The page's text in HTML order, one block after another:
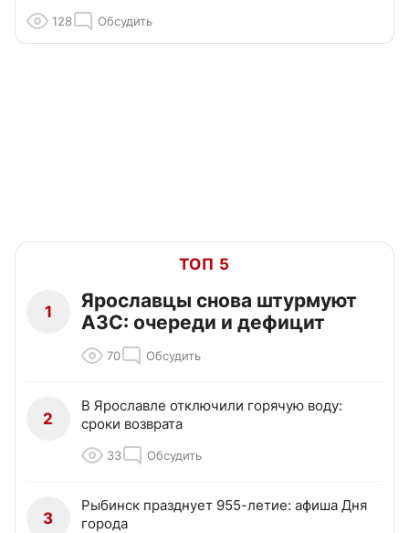
128 Обсудить
ТОП 5
1
Ярославцы снова штурмуют
АЗС: очереди и дефицит
70 Обсудить
2
В Ярославле отключили горячую воду:
сроки возврата
33 Обсудить
3
Рыбинск празднует 955-летие: афиша Дня
города